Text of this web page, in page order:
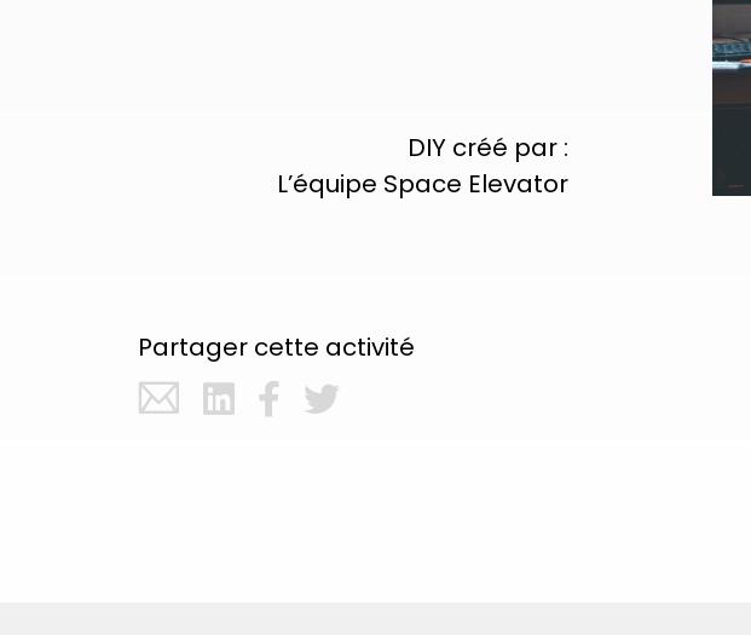
DIY créé par :
L’équipe Space Elevator
Partager cette activité